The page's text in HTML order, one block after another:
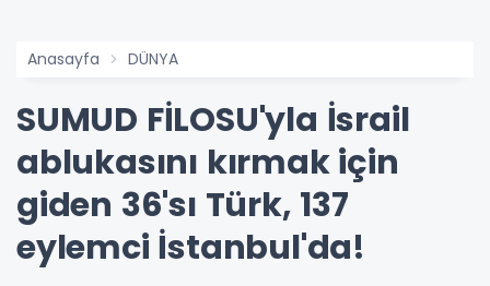
Anasayfa DÜNYA
SUMUD FİLOSU'yla İsrail
ablukasını kırmak için
giden 36'sı Türk, 137
eylemci İstanbul'da!